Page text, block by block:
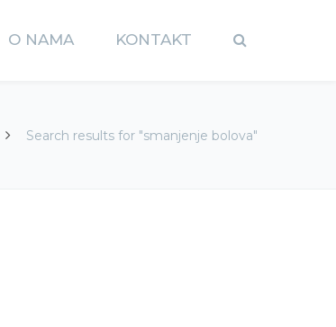
O NAMA KONTAKT
Search results for "smanjenje bolova"